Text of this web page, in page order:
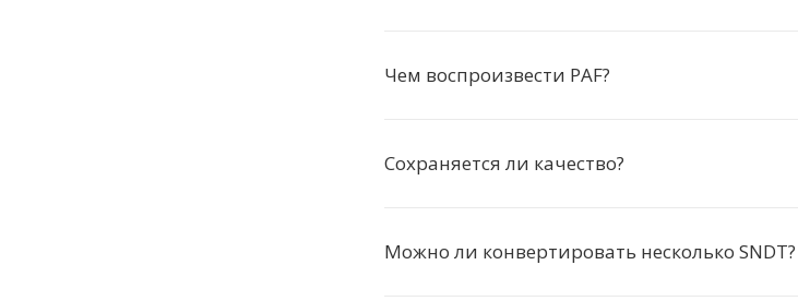
Чем воспроизвести PAF?
Сохраняется ли качество?
Можно ли конвертировать несколько SNDT?